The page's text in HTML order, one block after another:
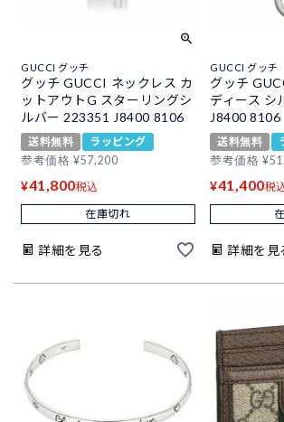
GUCCI グッチ
グッチ GUCCI ネックレス カ
ットアウトG スターリングシ
ルバー 223351 J8400 8106
送料無料
ラッピング
参考価格 ¥57,200
¥41,800税込
在庫切れ
詳細を見る
GUCCI グッチ
グッチ
ディース シ
J8400 8106
送料無料
参考価格 ¥
¥41,400税
詳細を見